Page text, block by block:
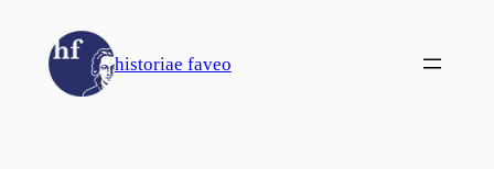
Inhalt
springen
historiae faveo